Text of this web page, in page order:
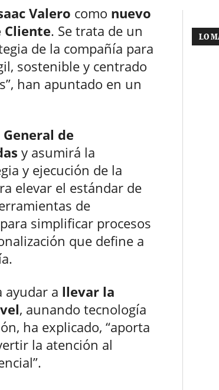
Valero como nuevo
Cliente. Se trata de un
de la compañía para
sostenible y centrado
han apuntado en un
de
y asumirá la
y ejecución de la
elevar el estándar de
de
simplificar procesos
que define a
ayudar a llevar la
, aunando tecnología
ha explicado, “aporta
la atención al
LO